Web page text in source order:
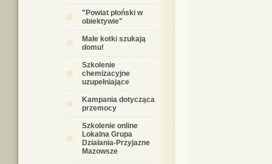
"Powiat płoński w
obiektywie"
Małe kotki szukają
domu!
Szkolenie
chemizacyjne
uzupełniające
Kampania dotycząca
przemocy
Szkolenie online
Lokalna Grupa
Działania-Przyjazne
Mazowsze